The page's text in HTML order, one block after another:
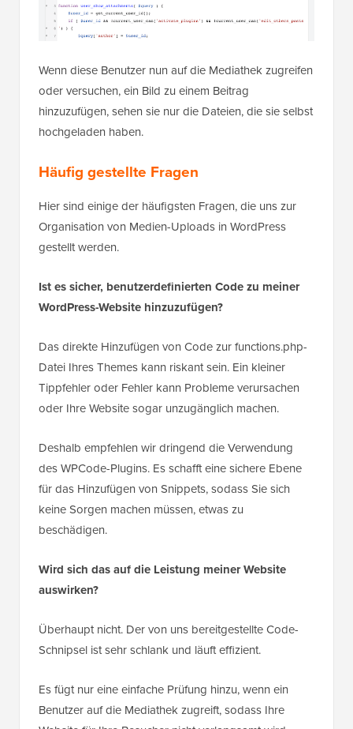
Wenn diese Benutzer nun auf die Mediathek zugreifen
oder versuchen, ein Bild zu einem Beitrag
hinzuzufügen, sehen sie nur die Dateien, die sie selbst
hochgeladen haben.
Häufig gestellte Fragen
Hier sind einige der häufigsten Fragen, die uns zur
Organisation von Medien-Uploads in WordPress
gestellt werden.
Ist es sicher, benutzerdefinierten Code zu meiner
WordPress-Website hinzuzufügen?
Das direkte Hinzufügen von Code zur functions.php-
Datei Ihres Themes kann riskant sein. Ein kleiner
Tippfehler oder Fehler kann Probleme verursachen
oder Ihre Website sogar unzugänglich machen.
Deshalb empfehlen wir dringend die Verwendung
des WPCode-Plugins. Es schafft eine sichere Ebene
für das Hinzufügen von Snippets, sodass Sie sich
keine Sorgen machen müssen, etwas zu
beschädigen.
Wird sich das auf die Leistung meiner Website
auswirken?
Überhaupt nicht. Der von uns bereitgestellte Code-
Schnipsel ist sehr schlank und läuft effizient.
Es fügt nur eine einfache Prüfung hinzu, wenn ein
Benutzer auf die Mediathek zugreift, sodass Ihre